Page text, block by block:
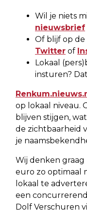
Wil je niets
nieuwsbrief
Of blijf op de
Twitter of
Lokaal
insturen? Dat
op lokaal niveau.
blijven stijgen,
de zichtbaarheid
je
Wij denken
euro zo optimaal
lokaal te
een
Dolf Verschuren